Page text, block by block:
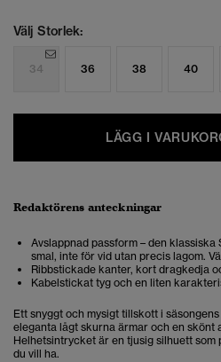
Välj Storlek:
34 36 38 40
LÄGG I
Redaktörens anteckningar
Avslappnad passform – den
smal, inte för vid utan precis lagom.
Ribbstickade kanter, kort dragkedja
Kabelstickat tyg och en liten
Ett snyggt och mysigt tillskott i
eleganta lågt skurna ärmar och en skönt
Helhetsintrycket är en tjusig silhuett som
du vill ha.